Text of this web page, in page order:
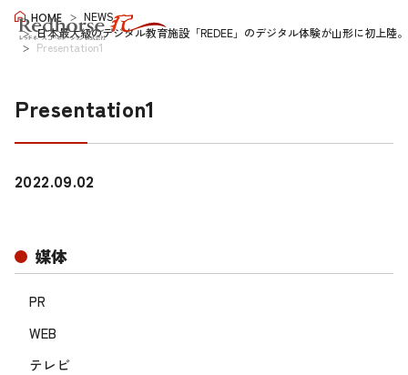
HOME
NEWS
日本最大級のデジタル教育施設「REDEE」のデジタル体験が山形に初上
Presentation1
Presentation1
媒体
PR
WEB
テレビ
2022.09.02